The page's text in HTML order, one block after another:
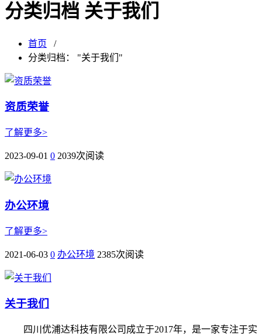
分类归档 关于我们
首页 /
分类归档： "关于我们"
资质荣誉
了解更多>
2023-09-01 0 2039次阅读
办公环境
了解更多>
2021-06-03 0 办公环境 2385次阅读
关于我们
四川优浦达科技有限公司成立于2017年，是一家专注于实